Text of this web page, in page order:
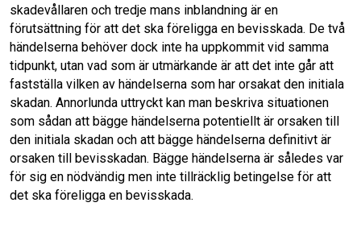
skadevållaren och tredje mans inblandning är en
förutsättning för att det ska föreligga en bevisskada. De två
händelserna behöver dock inte ha uppkommit vid samma
tidpunkt, utan vad som är utmärkande är att det inte går att
fastställa vilken av händelserna som har orsakat den initiala
skadan. Annorlunda uttryckt kan man beskriva situationen
som sådan att bägge händelserna potentiellt är orsaken till
den initiala skadan och att bägge händelserna definitivt är
orsaken till bevisskadan. Bägge händelserna är således var
för sig en nödvändig men inte tillräcklig betingelse för att
det ska föreligga en bevisskada.